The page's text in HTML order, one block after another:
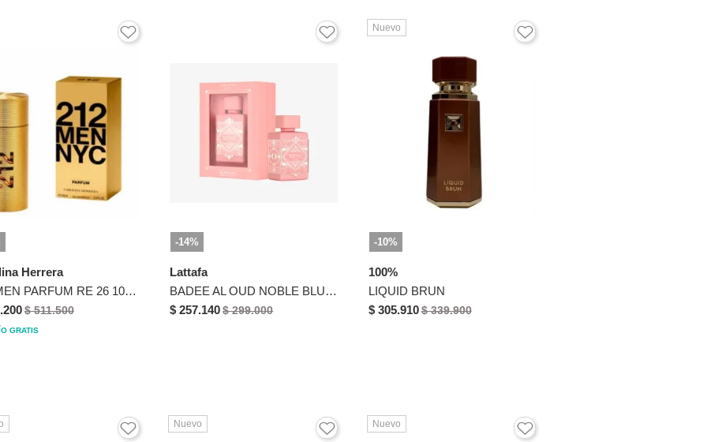
Herrera
212 MEN PARFUM RE 26 100ML
$ 511.500
GRATIS
-14%
Lattafa
BADEE AL OUD NOBLE BLUSH EDP 100 ML
$ 257.140$ 299.000
Nuevo
-10%
100%
LIQUID BRUN
$ 305.910$ 339.900
Nuevo Nuevo